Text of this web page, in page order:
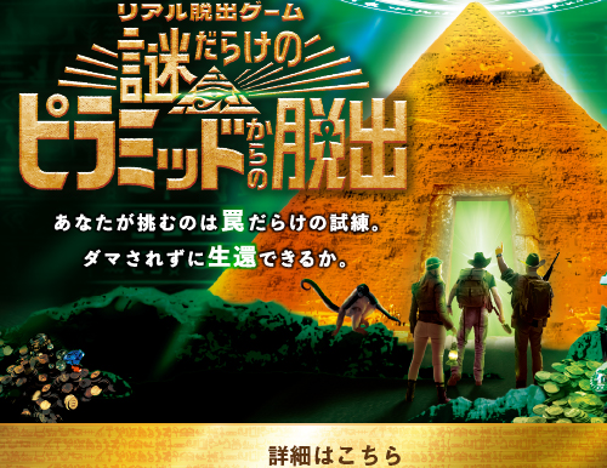
公演期間：2022年3月1日(火)〜4月24日(日)
入手方法、使用方法
18:00〜3月18日（金）23:59にSCRAP GOODS
、1会計で対象商品を2つ以上ご購入ください。(3/11
4月24日（日）の期間中に開催の、キャンペーン対
演のチケットをご購入ください。
チケットおよびSCRAP常設店舗、東京ミステリー